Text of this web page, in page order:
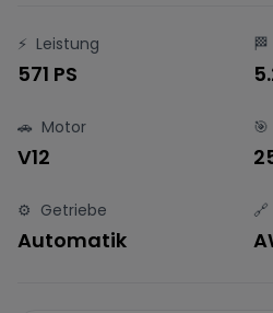
⚡ Leistung
571 PS
🏁
🚗 Motor
V12
🎯
⚙️ Getriebe
Automatik
🔗